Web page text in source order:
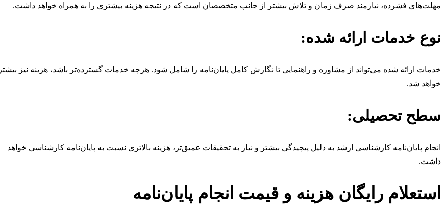
مهلت‌های فشرده، نیازمند صرف زمان و تلاش بیشتر از جانب متخصصان است که در نتیجه هزینه بیشتری را به همراه خواهد داشت.
نوع خدمات ارائه شده:
خدمات ارائه شده می‌تواند از مشاوره و راهنمایی تا نگارش کامل پایان‌نامه را شامل شود. هرچه خدمات گسترده‌تر باشد، هزینه نیز بیشتر
خواهد شد.
سطح تحصیلی:
انجام پایان‌نامه کارشناسی ارشد به دلیل پیچیدگی بیشتر و نیاز به تحقیقات عمیق‌تر، هزینه بالاتری نسبت به پایان‌نامه کارشناسی خواهد
داشت.
استعلام رایگان هزینه و قیمت انجام پایان‌نامه